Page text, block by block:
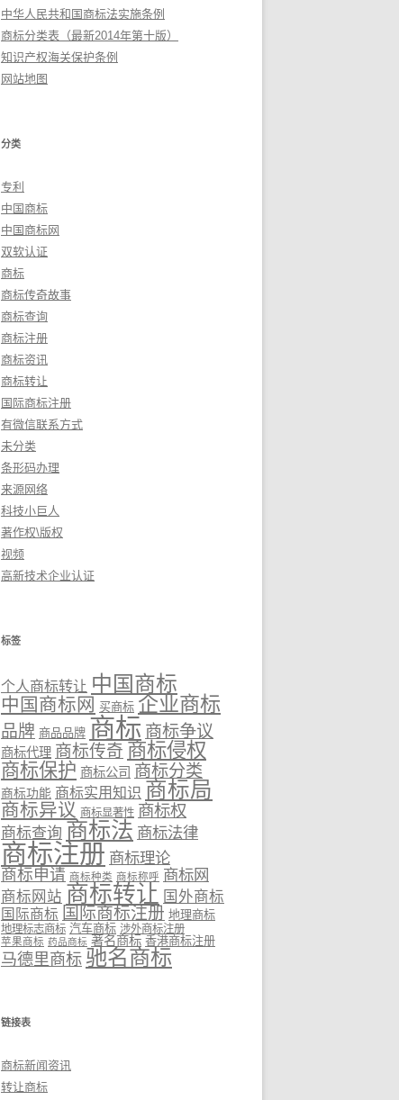
中华人民共和国商标法实施条例
商标分类表（最新2014年第十版）
知识产权海关保护条例
网站地图
分类
专利
中国商标
中国商标网
双软认证
商标
商标传奇故事
商标查询
商标注册
商标资讯
商标转让
国际商标注册
有微信联系方式
未分类
条形码办理
来源网络
科技小巨人
著作权\版权
视频
高新技术企业认证
标签
个人商标转让 中国商标
中国商标网 买商标 企业商标
品牌 商品品牌 商标 商标争议
商标代理 商标传奇 商标侵权
商标保护 商标公司 商标分类
商标功能 商标实用知识 商标局
商标异议 商标显著性 商标权
商标查询 商标法 商标法律
商标注册 商标理论
商标申请 商标种类 商标称呼 商标网
商标网站 商标转让 国外商标
国际商标 国际商标注册 地理商标
地理标志商标 汽车商标 涉外商标注册
苹果商标 药品商标 著名商标 香港商标注册
马德里商标 驰名商标
链接表
商标新闻资讯
转让商标